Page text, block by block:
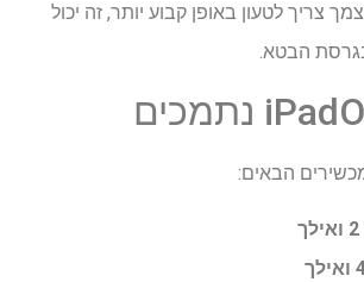
צריך לטעון באופן קבוע יותר, זה יכול
הבטא.